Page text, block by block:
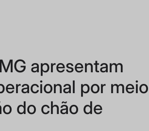
apresentam
por meio
do chão de